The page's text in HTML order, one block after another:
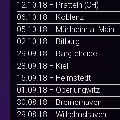
12.10.18 – Pratteln (CH)
06.10.18 – Koblenz
05.10.18 – Mühlheim a. Main
02.10.18 – Bitburg
29.09.18 – Bargteheide
28.09.18 – Kiel
15.09.18 – Helmstedt
01.09.18 – Oberlungwitz
30.08.18 – Bremerhaven
29.08.18 – Wilhelmshaven